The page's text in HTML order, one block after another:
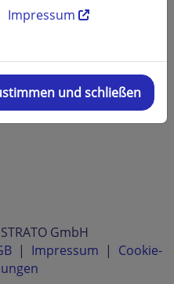
GmbH
| Impressum | Cookie-
Impressum
und schließen